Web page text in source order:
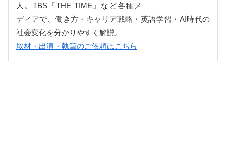
人。TBS『THE TIME』など各種メ
ディアで、働き方・キャリア戦略・英語学習・AI時代の
社会変化を分かりやすく解説。
取材・出演・執筆のご依頼はこちら